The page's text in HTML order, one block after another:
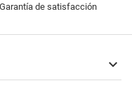
Garantía de satisfacción
